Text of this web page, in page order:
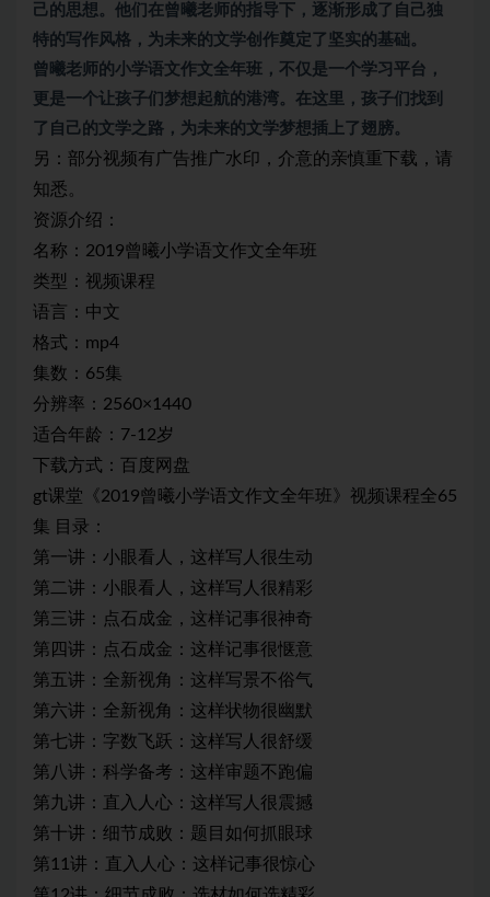
己的思想。他们在曾曦老师的指导下，逐渐形成了自己独
特的写作风格，为未来的文学创作奠定了坚实的基础。
曾曦老师的小学语文作文全年班，不仅是一个学习平台，
更是一个让孩子们梦想起航的港湾。在这里，孩子们找到
了自己的文学之路，为未来的文学梦想插上了翅膀。
另：部分视频有广告推广水印，介意的亲慎重下载，请
知悉。
资源介绍：
名称：2019曾曦小学语文作文全年班
类型：视频课程
语言：中文
格式：mp4
集数：65集
分辨率：2560×1440
适合年龄：7-12岁
下载方式：百度网盘
gt课堂《2019曾曦小学语文作文全年班》视频课程全65
集 目录：
第一讲：小眼看人，这样写人很生动
第二讲：小眼看人，这样写人很精彩
第三讲：点石成金，这样记事很神奇
第四讲：点石成金：这样记事很惬意
第五讲：全新视角：这样写景不俗气
第六讲：全新视角：这样状物很幽默
第七讲：字数飞跃：这样写人很舒缓
第八讲：科学备考：这样审题不跑偏
第九讲：直入人心：这样写人很震撼
第十讲：细节成败：题目如何抓眼球
第11讲：直入人心：这样记事很惊心